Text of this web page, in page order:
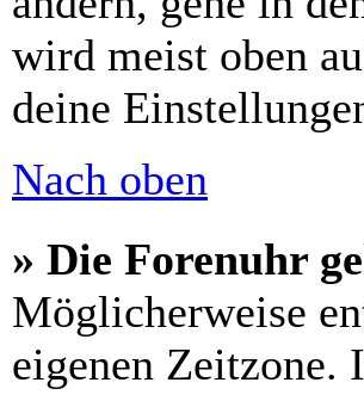
wird meist oben
deine
Nach oben
» Die Forenuhr
Möglicherweise
eigenen Zeitzone.